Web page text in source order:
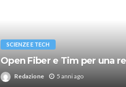
SCIENZE E TECH
Open Fiber e Tim per una
Redazione 5 anni ago